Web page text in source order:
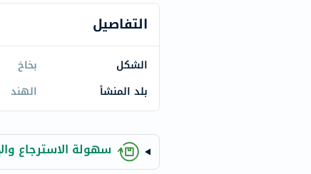
naturals
aveeno
freestylelibre
cetaphil
CHalpha
cerave
mustela
celimax
التفاصيل
الشكل
بخاخ
بلد المنشأ
الهند
سهولة الاسترجاع